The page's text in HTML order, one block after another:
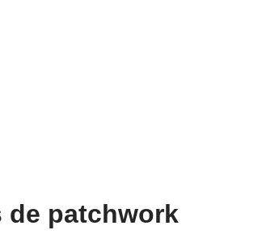
de patchwork